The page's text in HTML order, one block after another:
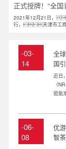
正式授牌！“全
2021年12月21日，
行，天津市工商
-03-
14
2025
全
国
近日
（
验批
-06-
08
2025
优
智